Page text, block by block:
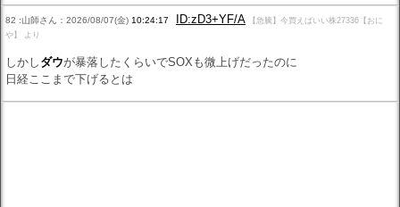
82 :山師さん：2026/08/07(金) 10:24:17 ID:zD3+YF/A
【急騰】今買えばいい株27336【おに
や】 より
しかし ダウが暴落したくらいでSOXも微上げだったのに
日経ここまで下げるとは